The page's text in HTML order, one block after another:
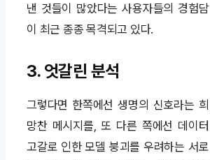
낸 것들이 많았다는 사용자들의 경험담
이 최근 종종 목격되고 있다.
3. 엇갈린 분석
그렇다면 한쪽에선 생명의 신호라는 희
망찬 메시지를, 또 다른 쪽에선 데이터
고갈로 인한 모델 붕괴를 우려하는 서로